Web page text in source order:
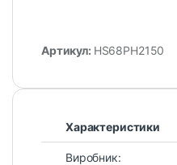
Артикул: HS68PH2150
Характеристики
Виробник: